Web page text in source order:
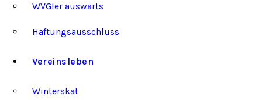
WVGler auswärts
Haftungsausschluss
Vereinsleben
Winterskat